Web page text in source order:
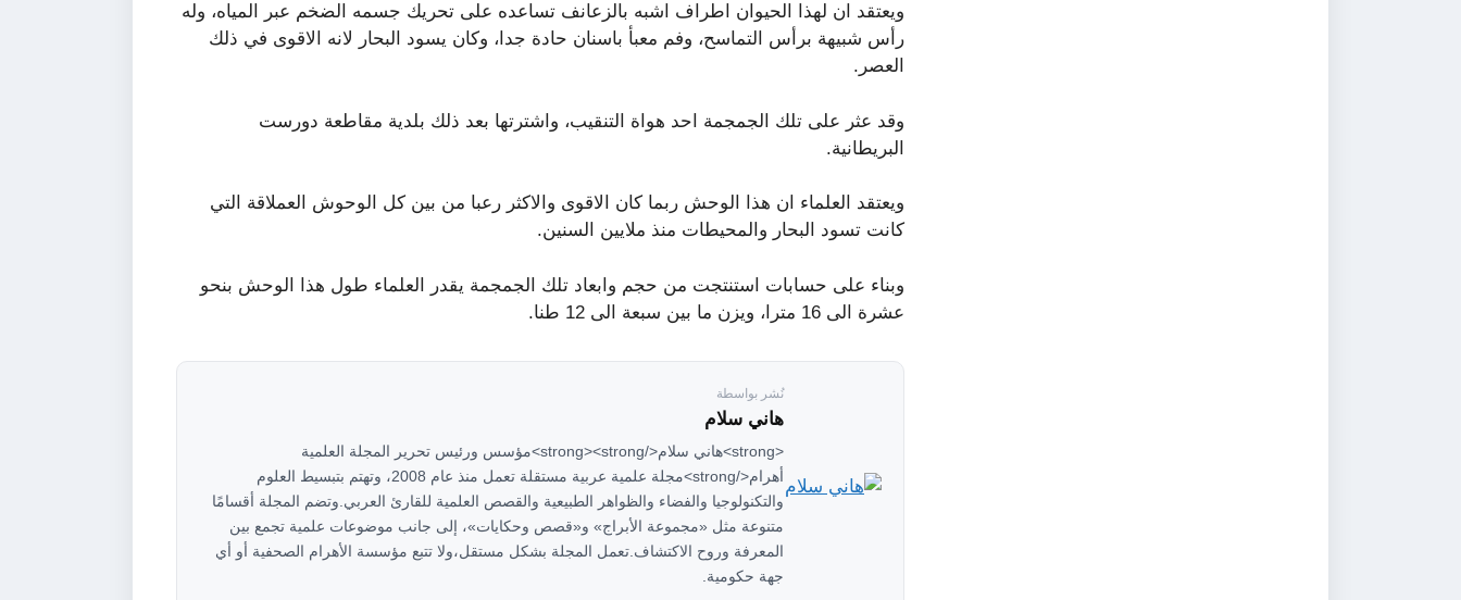
ويعتقد ان لهذا الحيوان اطراف اشبه بالزعانف تساعده على تحريك جسمه الضخم عبر المياه، وله
رأس شبيهة برأس التماسح، وفم معبأ باسنان حادة جدا، وكان يسود البحار لانه الاقوى في ذلك
العصر.
وقد عثر على تلك الجمجمة احد هواة التنقيب، واشترتها بعد ذلك بلدية مقاطعة دورست
البريطانية.
ويعتقد العلماء ان هذا الوحش ربما كان الاقوى والاكثر رعبا من بين كل الوحوش العملاقة التي
كانت تسود البحار والمحيطات منذ ملايين السنين.
وبناء على حسابات استنتجت من حجم وابعاد تلك الجمجمة يقدر العلماء طول هذا الوحش بنحو
عشرة الى 16 مترا، ويزن ما بين سبعة الى 12 طنا.
نُشر بواسطة
هاني سلام
<strong>هاني سلام</strong><strong>مؤسس ورئيس تحرير المجلة العلمية
أهرام</strong>مجلة علمية عربية مستقلة تعمل منذ عام 2008، وتهتم بتبسيط العلوم
والتكنولوجيا والفضاء والظواهر الطبيعية والقصص العلمية للقارئ العربي.وتضم المجلة أقسامًا
متنوعة مثل «مجموعة الأبراج» و«قصص وحكايات»، إلى جانب موضوعات علمية تجمع بين
المعرفة وروح الاكتشاف.تعمل المجلة بشكل مستقل،ولا تتبع مؤسسة الأهرام الصحفية أو أي
جهة حكومية.